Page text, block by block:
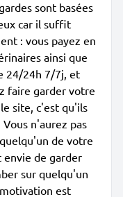
sont basées
car il suffit
: vous payez en
ainsi que
24/24h 7/7j, et
faire garder votre
site, c'est qu'ils
n'aurez pas
de votre
envie de garder
sur quelqu'un
est